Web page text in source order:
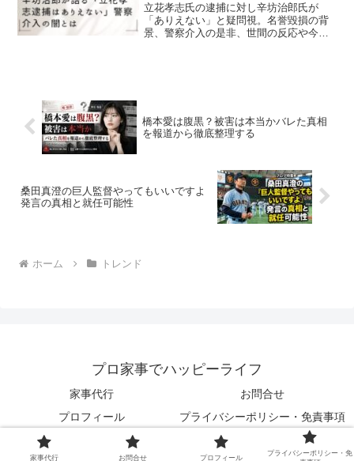
立花孝志氏の逮捕に対し辛坊治郎氏が
「ありえない」と疑問視。名誉毀損の背
景、警察介入の是非、世間の反応や今後
橋本愛は腹黒？被害は本当かバレた真相
を報道から徹底整理する
桑田真澄の巨人監督やってもいいですよ
発言の真相と就任可能性
ホーム トレンド
プロ家事でハッピーライフ
家事代行
お問合せ
プロフィール
プライバシーポリシー・免責事項
© 2024 プロ家事でハッピーライフ.
家事代行 お問合せ プロフィール
プライバシーポリシー・免